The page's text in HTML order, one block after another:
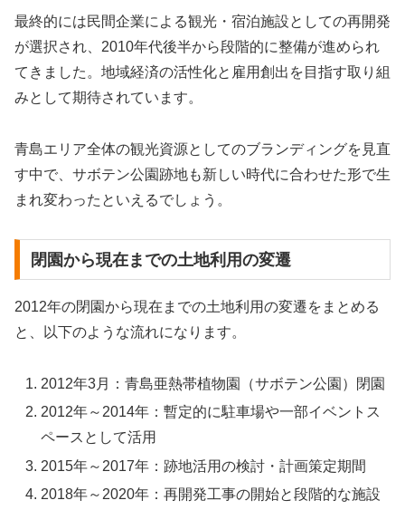
最終的には民間企業による観光・宿泊施設としての再開発
が選択され、2010年代後半から段階的に整備が進められ
てきました。地域経済の活性化と雇用創出を目指す取り組
みとして期待されています。
青島エリア全体の観光資源としてのブランディングを見直
す中で、サボテン公園跡地も新しい時代に合わせた形で生
まれ変わったといえるでしょう。
閉園から現在までの土地利用の変遷
2012年の閉園から現在までの土地利用の変遷をまとめる
と、以下のような流れになります。
2012年3月：青島亜熱帯植物園（サボテン公園）閉園
2012年～2014年：暫定的に駐車場や一部イベントス
ペースとして活用
2015年～2017年：跡地活用の検討・計画策定期間
2018年～2020年：再開発工事の開始と段階的な施設